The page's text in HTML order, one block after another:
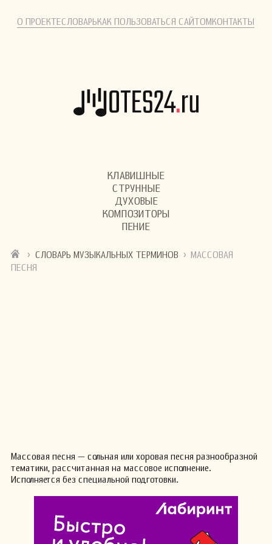
О ПРОЕКТЕСЛОВАРЬКАК ПОЛЬЗОВАТЬСЯ САЙТОМКОНТАКТЫ
КЛАВИШНЫЕ
СТРУННЫЕ
ДУХОВЫЕ
КОМПОЗИТОРЫ
ПЕНИЕ
› СЛОВАРЬ МУЗЫКАЛЬНЫХ ТЕРМИНОВ › МАССОВАЯ
ПЕСНЯ
Массовая песня — сольная или хоровая песня разнообразной
тематики, рассчитанная на массовое исполнение.
Исполняется без специальной подготовки.